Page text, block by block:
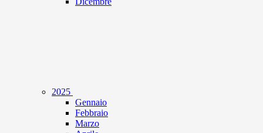
2025
Gennaio
Febbraio
Marzo